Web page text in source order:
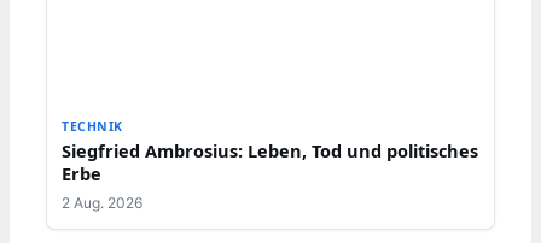
TECHNIK
Siegfried Ambrosius: Leben, Tod und politisches
Erbe
2 Aug. 2026